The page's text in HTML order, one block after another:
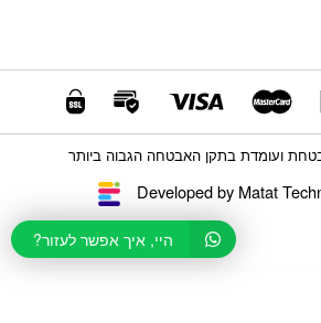
Developed by Matat
ועומדת בתקן האבטחה הגבוה ביותר
היי, איך אפשר לעזור?